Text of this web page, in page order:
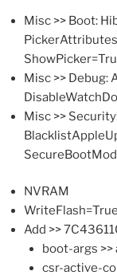
Misc >> Boot:
Misc >> Debug:
Misc >>
NVRAM
WriteFlash=True
Add >>
boot-args
csr-active-